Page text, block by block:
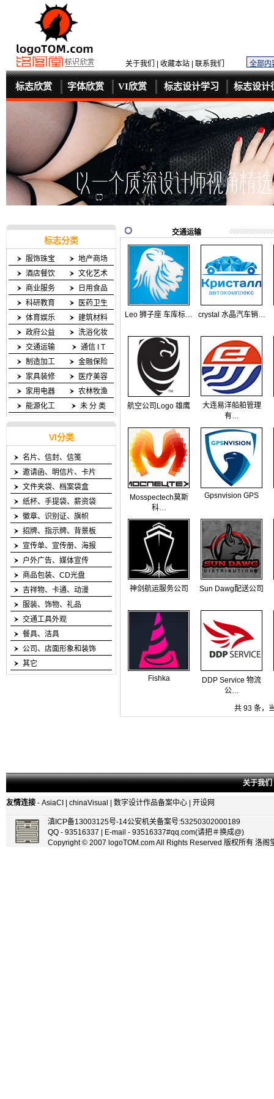
关于我们 收藏本站| 联系我们
标志欣赏 字体欣赏 VI欣赏 标志设计学习 标志设计
标志分类
服饰珠宝
地产商场
酒店餐饮
文化艺术
商业服务
日用食品
科研教育
医药卫生
体育娱乐
建筑材料
政府公益
洗浴化妆
交通运输
通信 I T
制造加工
金融保险
家具装修
医疗美容
家用电器
农林牧渔
能源化工
未 分 类
VI分类
名片、信封、信笺
邀请函、明信片、卡片
文件夹袋、档案袋盒
纸杯、手提袋、薪资袋
徽章、识别证、旗帜
招牌、指示牌、背景板
宣传单、宣传册、海报
户外广告、媒体宣传
商品包装、CD光盘
吉祥物、卡通、动漫
服装、饰物、礼品
交通工具外观
餐具、洁具
公司、店面形象和装饰
其它
交通运输
Leo 狮子座 车库标… crystal 水晶汽车销…
航空公司Logo 雄鹰
大连易洋船舶管理
有…
Mosspectech莫斯
科…
Gpsnvision GPS
神剑航运服务公司 Sun Dawg配送公司
Fishka
DDP Service 物流
公…
共 93 条，
关于我们
友情连接 - AsiaCI chinaVisual 数字设计作品备案中心 开设网
滇ICP备13003125号-14公安机关备案号:53250302000189
QQ - 93516337 | E-mail - 93516337#qq.com(请把＃换成@)
Copyright © 2007 logoTOM.com All Rights Reserved 版权所有 洛阁